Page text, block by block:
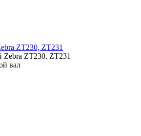
ZT230, ZT231
Zebra ZT230, ZT231
вал